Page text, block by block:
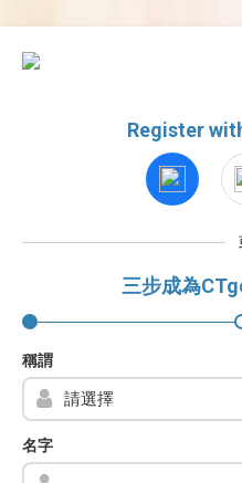
Register
三步成為
稱謂
名字